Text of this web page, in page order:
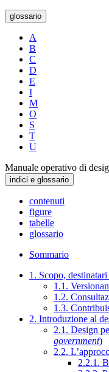
glossario
A
B
C
D
E
I
M
O
S
T
U
Manuale operativo di
indici e glossario
contenuti
figure
tabelle
glossario
Sommario
1. Scopo,
1.1.
1.2.
1.3.
2. Introduzione al
2.1. Design
government)
2.2.
2.2.1.